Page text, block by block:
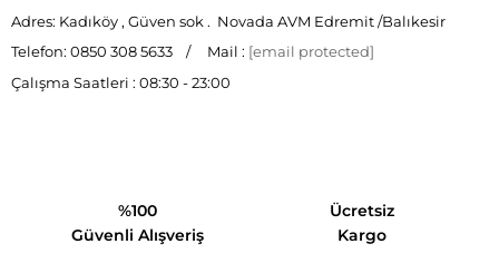
Adres: Kadıköy , Güven sok . Novada AVM Edremit /Balıkesir
Telefon: 0850 308 5633 / Mail : [email protected]
Çalışma Saatleri : 08:30 - 23:00
%100
Güvenli Alışveriş
Ücretsiz
Kargo